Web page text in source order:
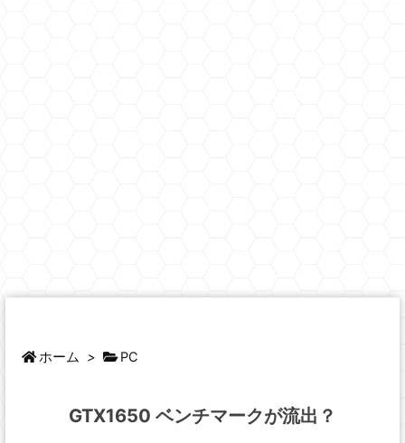
ホーム > PC
GTX1650 ベンチマークが流出？